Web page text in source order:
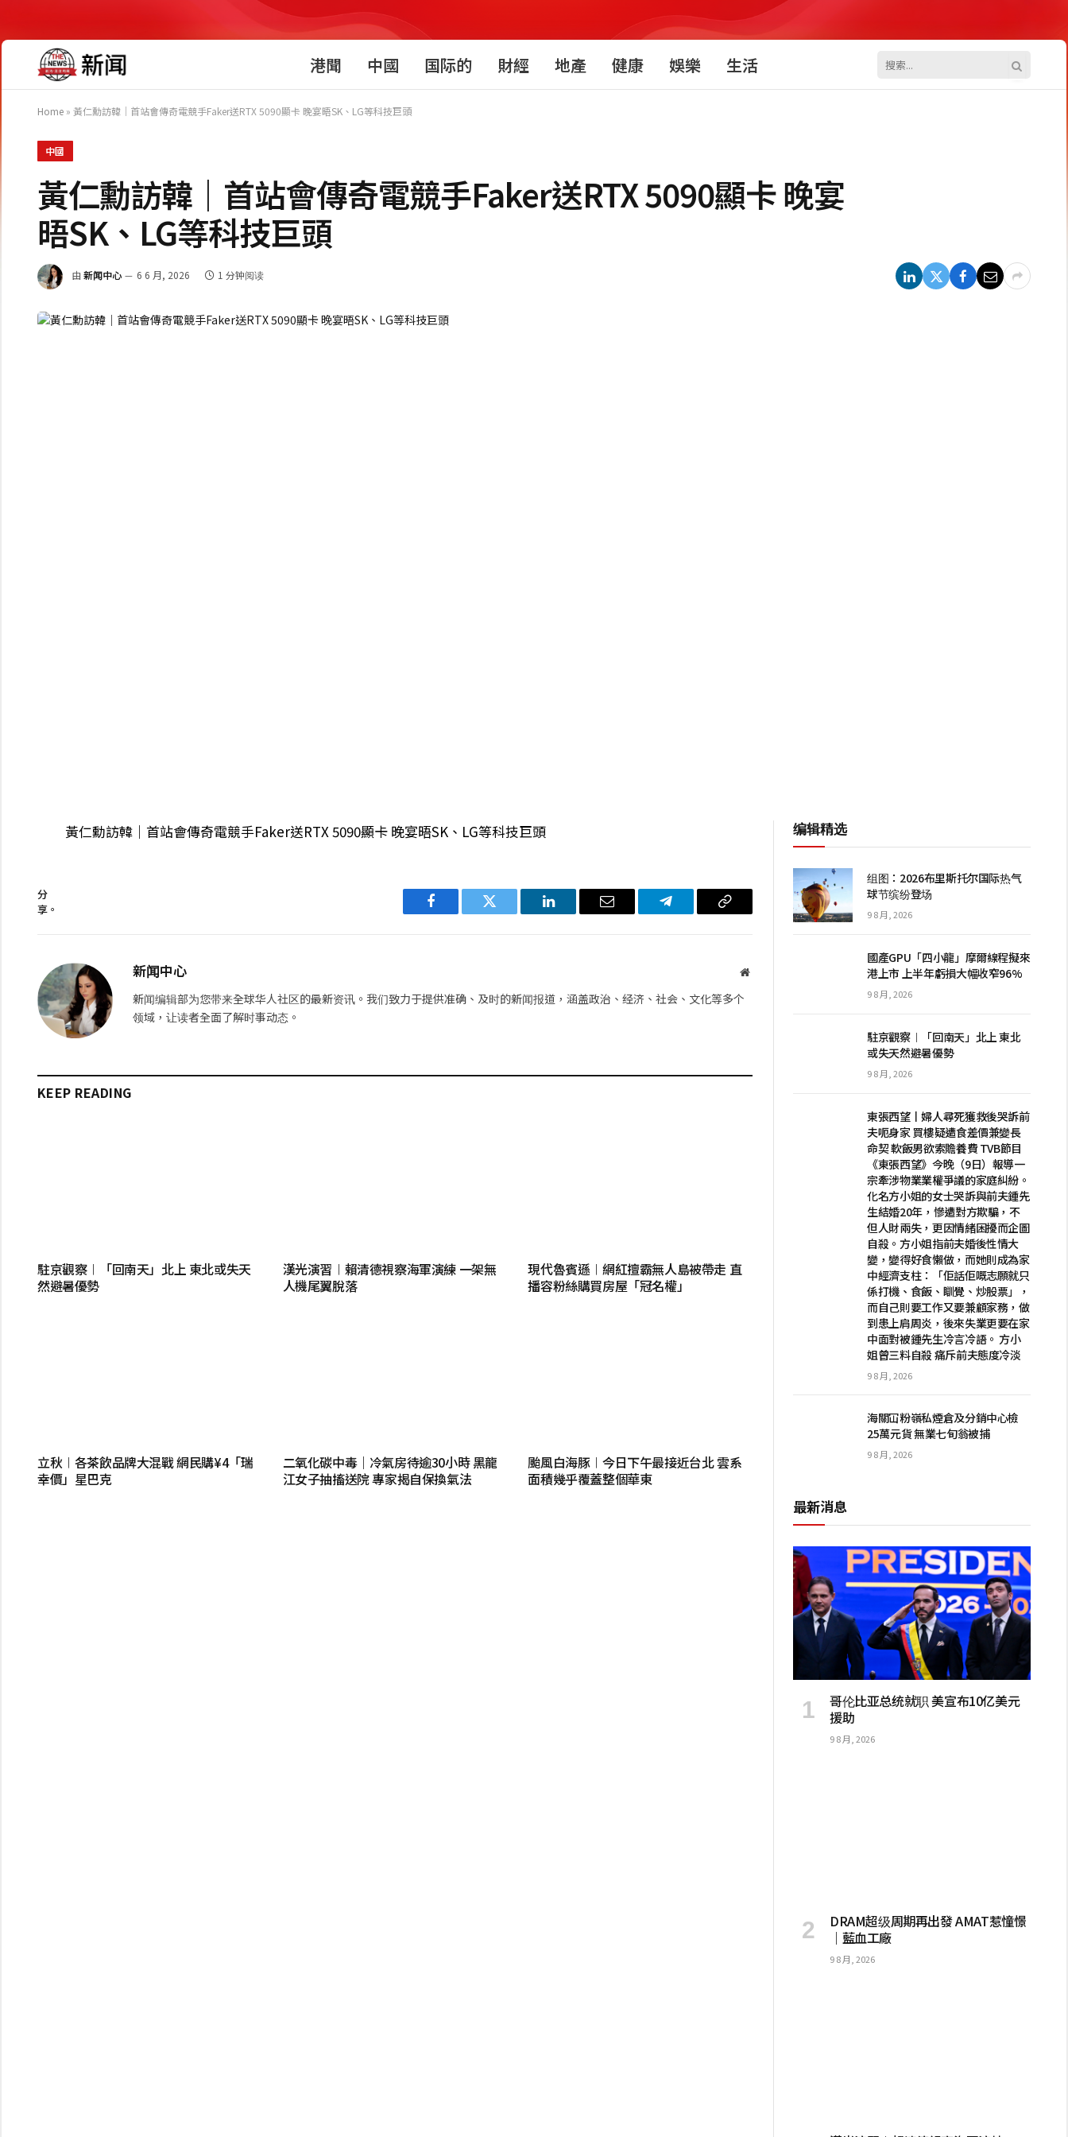
港聞 中國 国际的 財經 地產 健康 娛樂 生活
Home » 黃仁勳訪韓｜首站會傳奇電競手Faker送RTX 5090顯卡 晚宴晤SK、LG等科技巨頭
中國
黃仁勳訪韓｜首站會傳奇電競手Faker送RTX 5090顯卡 晚宴
晤SK、LG等科技巨頭
由 新闻中心 6 6 月, 2026 1 分钟阅读
黃仁勳訪韓｜首站會傳奇電競手Faker送RTX 5090顯卡 晚宴晤SK、LG等科技巨頭
分
享。
Facebook Twitter LinkedIn 电
Telegram 复
新闻中心
网
新闻编辑部为您带来全球华人社区的最新资讯。我们致力于提供准确、及时的新闻报道，涵盖政治、经济、社会、文化等多个
领域，让读者全面了解时事动态。
KEEP READING
駐京觀察︱「回南天」北上 東北或失天
然避暑優勢
漢光演習︱賴清德視察海軍演練 一架無
人機尾翼脫落
現代魯賓遜︱網紅擅霸無人島被帶走 直
播容粉絲購買房屋「冠名權」
立秋︱各茶飲品牌大混戰 網民購¥4「瑞
幸價」星巴克
二氧化碳中毒｜冷氣房待逾30小時 黑龍
江女子抽搐送院 專家揭自保換氣法
颱風白海豚︱今日下午最接近台北 雲系
面積幾乎覆蓋整個華東
编辑精选
组图：2026布里斯托尔国际热气
球节缤纷登场
9 8 月, 2026
國產GPU「四小龍」摩爾線程擬來
港上市 上半年虧損大幅收窄96%
9 8 月, 2026
駐京觀察︱「回南天」北上 東北
或失天然避暑優勢
9 8 月, 2026
東張西望丨婦人尋死獲救後哭訴前
夫呃身家 買樓疑遭食差價兼變長
命契 軟飯男欲索贍養費 TVB節目
《東張西望》今晚（9日）報導一
宗牽涉物業業權爭議的家庭糾紛。
化名方小姐的女士哭訴與前夫鍾先
生結婚20年，慘遭對方欺騙，不
但人財兩失，更因情緒困擾而企圖
自殺。方小姐指前夫婚後性情大
變，變得好食懶做，而她則成為家
中經濟支柱：「佢話佢嘅志願就只
係打機、食飯、瞓覺、炒股票」，
而自己則要工作又要兼顧家務，做
到患上肩周炎，後來失業更要在家
中面對被鍾先生冷言冷語。 方小
姐曾三料自殺 痛斥前夫態度冷淡
9 8 月, 2026
海關冚粉嶺私煙倉及分銷中心檢
25萬元貨 無業七旬翁被捕
9 8 月, 2026
最新消息
哥伦比亚总统就职 美宣布10亿美元
援助
9 8 月, 2026
DRAM超级周期再出發 AMAT惹憧憬
｜藍血工廠
9 8 月, 2026